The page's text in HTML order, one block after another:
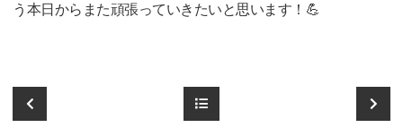
う本日からまた頑張っていきたいと思います！💪